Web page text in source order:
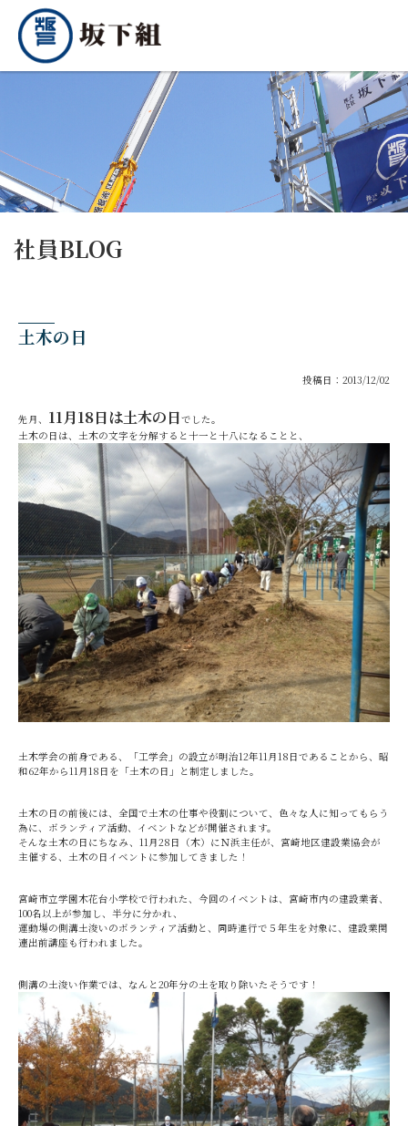
社員BLOG
土木の日
投稿日：2013/12/02
先月、 11月18日は土木の日でした。
土木の日は、土木の文字を分解すると十一と十八になることと、
土木学会の前身である、「工学会」の設立が明治12年11月18日であることから、昭
和62年から11月18日を「土木の日」と制定しました。
土木の日の前後には、全国で土木の仕事や役割について、色々な人に知ってもらう
為に、ボランティア活動、イベントなどが開催されます。
そんな土木の日にちなみ、11月28日（木）にＮ浜主任が、宮崎地区建設業協会が
主催する、土木の日イベントに参加してきました！
宮崎市立学園木花台小学校で行われた、今回のイベントは、宮崎市内の建設業者、
100名以上が参加し、半分に分かれ、
運動場の側溝土浚いのボランティア活動と、同時進行で５年生を対象に、建設業関
連出前講座も行われました。
側溝の土浚い作業では、なんと20年分の土を取り除いたそうです！